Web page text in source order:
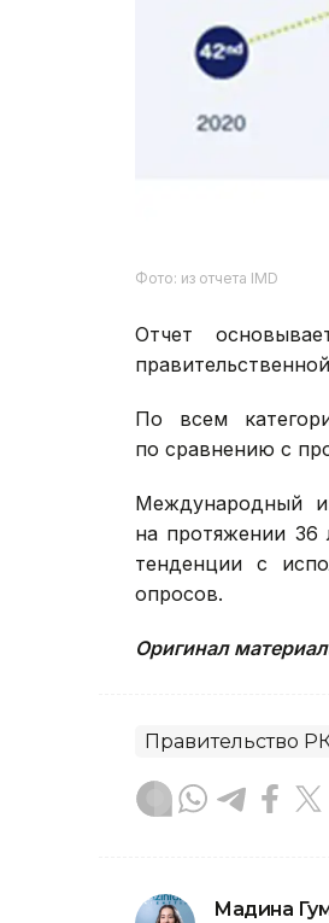
Фото: из отчета IMD
Отчет
По всем
по сравнению с
Международный
на протяжении 36
тенденции с
опросов.
Оригинал
Правительство
Мадина